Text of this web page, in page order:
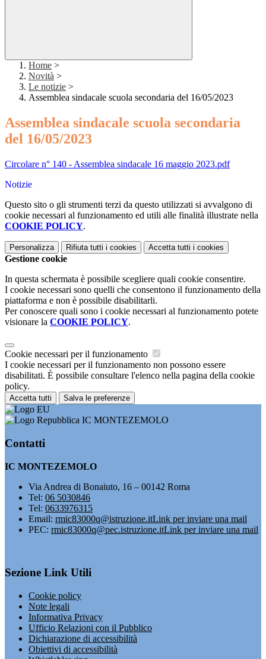
Home >
Novità >
Le notizie >
Assemblea sindacale scuola secondaria del 16/05/2023
Assemblea sindacale scuola secondaria
del 16/05/2023
Circolare n° 140 - Assemblea sindacale 16 maggio 2023.pdf
Notizie
Questo sito o gli strumenti terzi da questo utilizzati si avvalgono di
cookie necessari al funzionamento ed utili alle finalità illustrate nella
COOKIE POLICY.
Personalizza Rifiuta tutti i cookies Accetta tutti i cookies
Gestione cookie
In questa schermata è possibile scegliere quali cookie consentire.
I cookie necessari sono quelli che consentono il funzionamento della
piattaforma e non è possibile disabilitarli.
Per conoscere quali sono i cookie necessari al funzionamento potete
visionare la COOKIE POLICY.
Cookie necessari per il funzionamento
I cookie necessari per il funzionamento non possono essere
disabilitati. È possibile consultare l'elenco nella pagina della cookie
policy.
Accetta tutti Salva le preferenze
IC MONTEZEMOLO
Contatti
IC MONTEZEMOLO
Via Andrea di Bonaiuto, 16 – 00142 Roma
Tel: 06 5030846
Tel: 0633976315
Email: rmic83000q@istruzione.itLink per inviare una mail
PEC: rmic83000q@pec.istruzione.itLink per inviare una mail
Sezione Link Utili
Cookie policy
Note legali
Informativa Privacy
Ufficio Relazioni con il Pubblico
Dichiarazione di accessibilità
Obiettivi di accessibilità